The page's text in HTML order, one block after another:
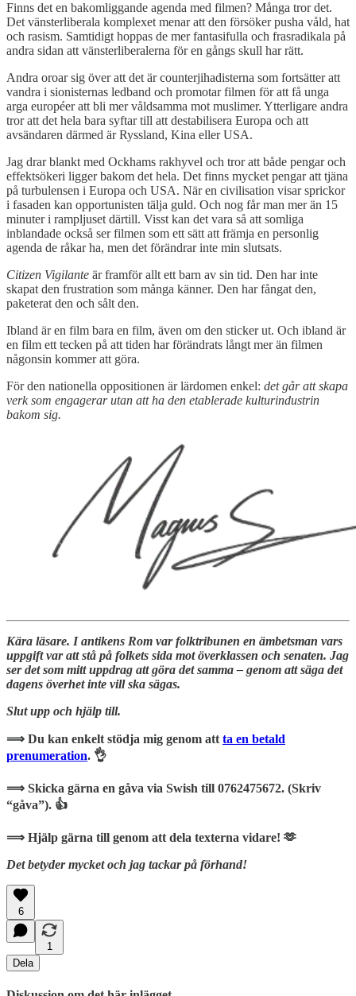
Finns det en bakomliggande agenda med filmen? Många tror det.
Det vänsterliberala komplexet menar att den försöker pusha våld, hat
och rasism. Samtidigt hoppas de mer fantasifulla och frasradikala på
andra sidan att vänsterliberalerna för en gångs skull har rätt.
Andra oroar sig över att det är counterjihadisterna som fortsätter att
vandra i sionisternas ledband och promotar filmen för att få unga
arga européer att bli mer våldsamma mot muslimer. Ytterligare andra
tror att det hela bara syftar till att destabilisera Europa och att
avsändaren därmed är Ryssland, Kina eller USA.
Jag drar blankt med Ockhams rakhyvel och tror att både pengar och
effektsökeri ligger bakom det hela. Det finns mycket pengar att tjäna
på turbulensen i Europa och USA. När en civilisation visar sprickor
i fasaden kan opportunisten tälja guld. Och nog får man mer än 15
minuter i rampljuset därtill. Visst kan det vara så att somliga
inblandade också ser filmen som ett sätt att främja en personlig
agenda de råkar ha, men det förändrar inte min slutsats.
Citizen Vigilante är framför allt ett barn av sin tid. Den har inte
skapat den frustration som många känner. Den har fångat den,
paketerat den och sålt den.
Ibland är en film bara en film, även om den sticker ut. Och ibland är
en film ett tecken på att tiden har förändrats långt mer än filmen
någonsin kommer att göra.
För den nationella oppositionen är lärdomen enkel: det går att skapa
verk som engagerar utan att ha den etablerade kulturindustrin
bakom sig.
Kära läsare. I antikens Rom var folktribunen en ämbetsman vars
uppgift var att stå på folkets sida mot överklassen och senaten. Jag
ser det som mitt uppdrag att göra det samma – genom att säga det
dagens överhet inte vill ska sägas.
Slut upp och hjälp till.
⟹ Du kan enkelt stödja mig genom att ta en betald
prenumeration. 👌
⟹ Skicka gärna en gåva via Swish till 0762475672. (Skriv
“gåva”). 👍
⟹ Hjälp gärna till genom att dela texterna vidare! 🫶
Det betyder mycket och jag tackar på förhand!
6
1
Dela